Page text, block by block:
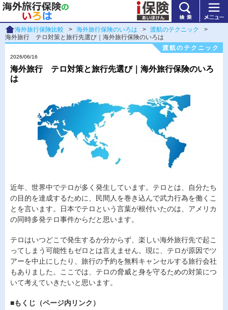
海外旅行保険比較 > 海外旅行保険のいろは > 渡航のテクニック
>
海外旅行 テロ対策と旅行先選び｜海外旅行保険のいろは
渡航のテクニック
2026/06/16
海外旅行 テロ対策と旅行先選び｜海外旅行保険のいろ
は
近年、世界中でテロが多く発生しています。テロとは、自分たち
の目的を達成するために、民間人を巻き込んで武力行為を働くこ
とを言います。日本でテロという言葉が根付いたのは、アメリカ
の同時多発テロ事件からだと思います。
テロはいつどこで発生するか分からず、楽しい海外旅行先で起こ
ってしまう可能性もゼロとは言えません。現に、テロが原因でツ
アーを中止にしたり、旅行の予約を無料キャンセルする旅行会社
もありました。ここでは、テロの脅威と身を守るための対策につ
いて考えていきたいと思います。
■もくじ（ページ内リンク）